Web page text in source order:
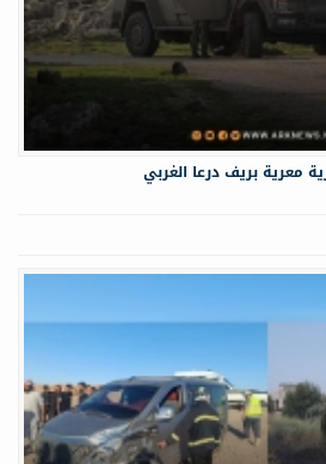
معرية بريف درعا الغربي